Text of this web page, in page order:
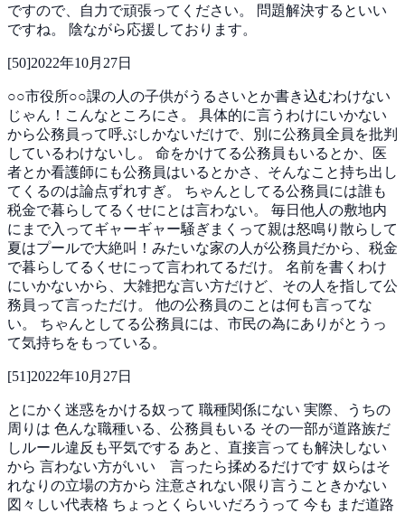
ですので、自力で頑張ってください。
問題解決するといい
ですね。
陰ながら応援しております。
[50]2022年10月27日
○○市役所○○課の人の子供がうるさいとか書き込むわけない
じゃん！こんなところにさ。 具体的に言うわけにいかない
から公務員って呼ぶしかないだけで、別に公務員全員を批判
しているわけないし。 命をかけてる公務員もいるとか、医
者とか看護師にも公務員はいるとかさ、そんなこと持ち出し
てくるのは論点ずれすぎ。 ちゃんとしてる公務員には誰も
税金で暮らしてるくせにとは言わない。 毎日他人の敷地内
にまで入ってギャーギャー騒ぎまくって親は怒鳴り散らして
夏はプールで大絶叫！みたいな家の人が公務員だから、税金
で暮らしてるくせにって言われてるだけ。 名前を書くわけ
にいかないから、大雑把な言い方だけど、その人を指して公
務員って言っただけ。 他の公務員のことは何も言ってな
い。 ちゃんとしてる公務員には、市民の為にありがとうっ
て気持ちをもっている。
[51]2022年10月27日
とにかく迷惑をかける奴って 職種関係にない 実際、うちの
周りは 色んな職種いる、公務員もいる その一部が道路族だ
しルール違反も平気でする あと、直接言っても解決しない
から 言わない方がいい 言ったら揉めるだけです 奴らはそ
れなりの立場の方から 注意されない限り言うこときかない
図々しい代表格 ちょっとくらいいだろうって 今も まだ道路